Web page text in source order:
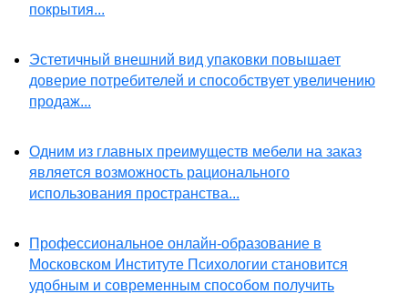
покрытия...
Эстетичный внешний вид упаковки повышает
доверие потребителей и способствует увеличению
продаж...
Одним из главных преимуществ мебели на заказ
является возможность рационального
использования пространства...
Профессиональное онлайн-образование в
Московском Институте Психологии становится
удобным и современным способом получить